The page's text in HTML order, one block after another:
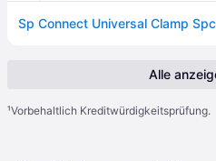
¹Vorbehaltlich Kreditwürdigkeitsprüfung.